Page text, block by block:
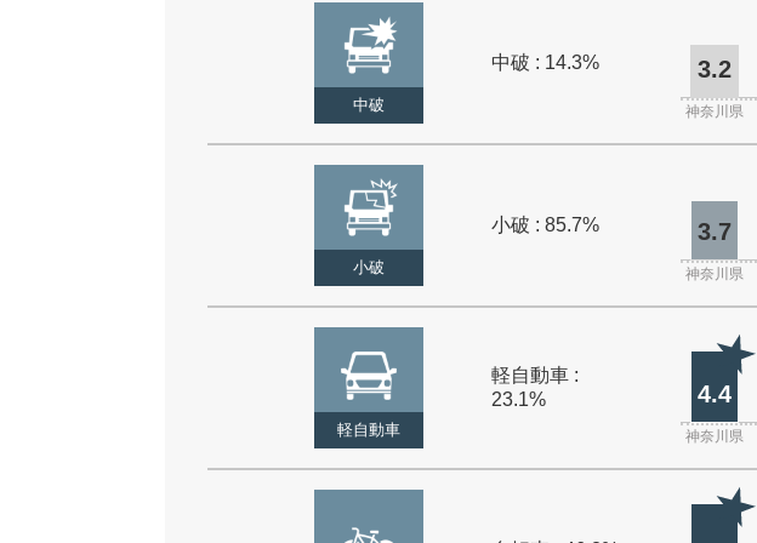
中破
中破 : 14.3% 3.2
神奈川県
小破
小破 : 85.7% 3.7
神奈川県
軽自動車
軽自動車 :
23.1%
4.4
神奈川県